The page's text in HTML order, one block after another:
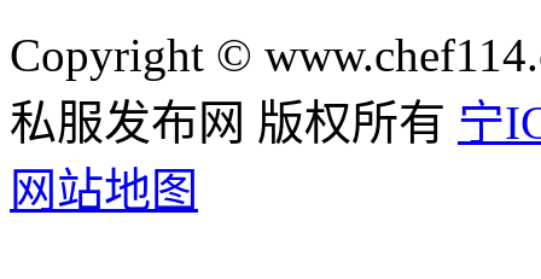
Copyright ©
私服发布网 版权所有 宁
网站地图